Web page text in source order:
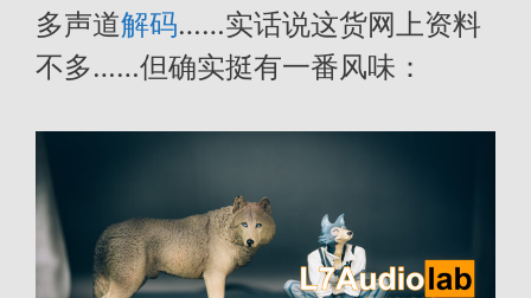
多声道解码……实话说这货网上资料
不多……但确实挺有一番风味：